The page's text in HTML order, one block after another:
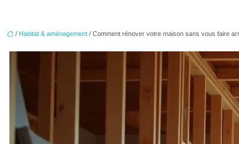
/ Habitat & aménagement / Comment rénover votre maison sans vous faire